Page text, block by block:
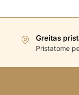
Greitas
Pristatome